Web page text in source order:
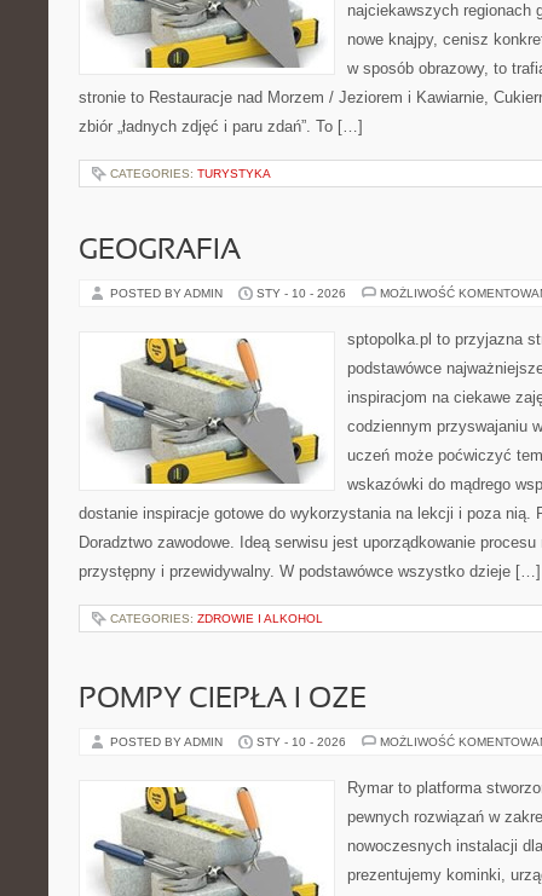
najciekawszych regionach
nowe knajpy, cenisz
w sposób obrazowy, to
stronie to Restauracje nad Morzem / Jeziorem i Kawiarnie,
zbiór „ładnych zdjęć i paru zdań”. To […]
CATEGORIES: TURYSTYKA
GEOGRAFIA
POSTED BY ADMIN STY - 10 - 2026 MOŻLIWOŚĆ
sptopolka.pl to przyjazna
podstawówce
inspiracjom na ciekawe
codziennym przyswajaniu
uczeń może poćwiczyć
wskazówki do mądrego
dostanie inspiracje gotowe do wykorzystania na lekcji i poza nią.
Doradztwo zawodowe. Ideą serwisu jest uporządkowanie procesu
przystępny i przewidywalny. W podstawówce wszystko dzieje […]
CATEGORIES: ZDROWIE I ALKOHOL
POMPY CIEPŁA I OZE
POSTED BY ADMIN STY - 10 - 2026 MOŻLIWOŚĆ
Rymar to platforma
pewnych rozwiązań w
nowoczesnych instalacji
prezentujemy kominki,